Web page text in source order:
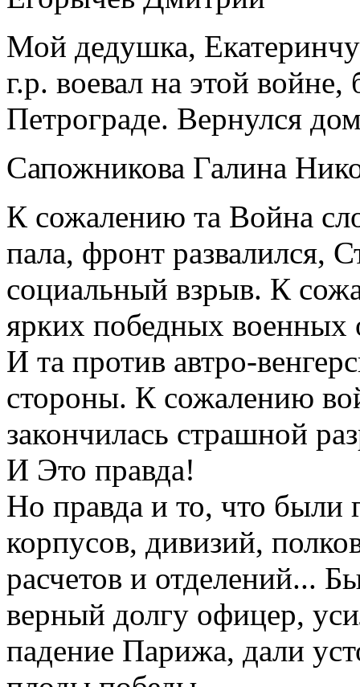
Мой дедушка,
г.р. воевал на этой
Петрограде. Вернулся
Сапожникова Галина
К сожалению та Война
пала, фронт развалился,
социальный взрыв. К
ярких победных военных
И та против автро-
стороны. К сожалению
закончилась страшной
И Это правда!
Но правда и то, что были
корпусов, дивизий,
расчетов и отделений...
верный долгу офицер,
падение Парижа, дали